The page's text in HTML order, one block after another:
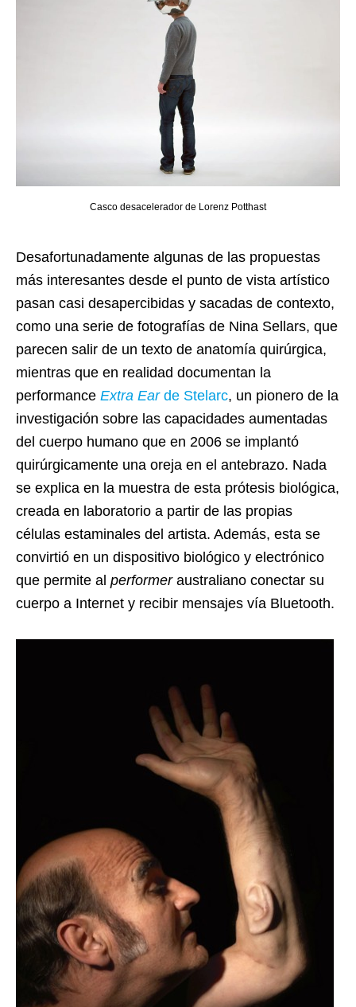
Casco desacelerador de Lorenz Potthast
Desafortunadamente algunas de las propuestas
más interesantes desde el punto de vista artístico
pasan casi desapercibidas y sacadas de contexto,
como una serie de fotografías de Nina Sellars, que
parecen salir de un texto de anatomía quirúrgica,
mientras que en realidad documentan la
performance Extra Earde Stelarc, un pionero de la
investigación sobre las capacidades aumentadas
del cuerpo humano que en 2006 se implantó
quirúrgicamente una oreja en el antebrazo. Nada
se explica en la muestra de esta prótesis biológica,
creada en laboratorio a partir de las propias
células estaminales del artista. Además, esta se
convirtió en un dispositivo biológico y electrónico
que permite al performeraustraliano conectar su
cuerpo a Internet y recibir mensajes vía Bluetooth.